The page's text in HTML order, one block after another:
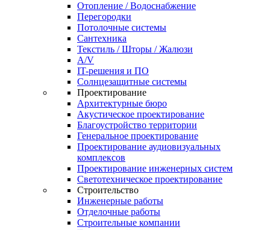
Отопление / Водоснабжение
Перегородки
Потолочные системы
Сантехника
Текстиль / Шторы / Жалюзи
A/V
IT-решения и ПО
Солнцезащитные системы
Проектирование
Архитектурные бюро
Акустическое проектирование
Благоустройство территории
Генеральное проектирование
Проектирование аудиовизуальных
комплексов
Проектирование инженерных систем
Светотехническое проектирование
Строительство
Инженерные работы
Отделочные работы
Строительные компании